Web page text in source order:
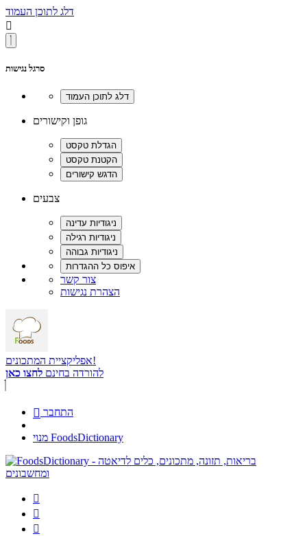
דלג לתוכן העמוד

סרגל נגישות
גופן וקישורים
צבעים
צור קשר
הצהרת נגישות
אפליקציית המתכונים!
להורדה בחינם לחצו כאן
 התחבר
מנוי FoodsDictionary


